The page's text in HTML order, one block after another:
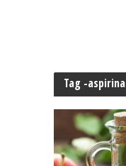
Tag -aspirina